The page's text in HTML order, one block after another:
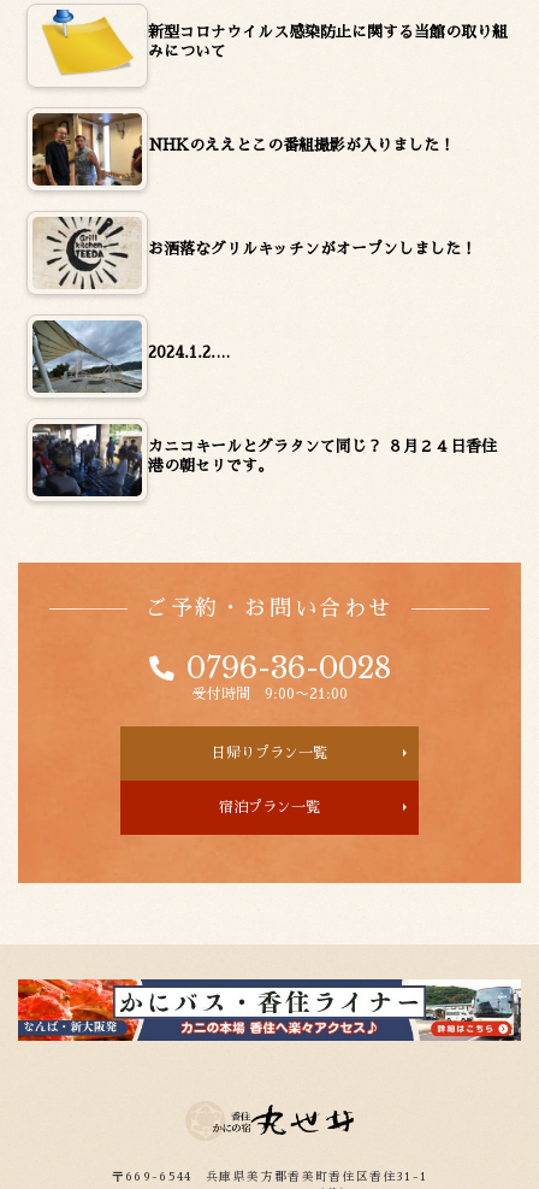
新型コロナウイルス感染防止に関する当館の取り組
みについて
NHKのええとこの番組撮影が入りました！
お洒落なグリルキッチンがオープンしました！
2024.1.2.…
カニコキールとグラタンて同じ？ ８月２４日香住
港の朝セリです。
ご予約・お問い合わせ
0796-36-0028
受付時間 9:00〜21:00
日帰りプラン一覧
宿泊プラン一覧
〒669-6544兵庫県美方郡香美町香住区香住31-1